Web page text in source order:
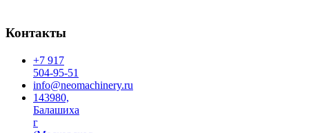
Контакты
+7 917
504-95-51
info@neomachinery.ru
143980,
Балашиха
г